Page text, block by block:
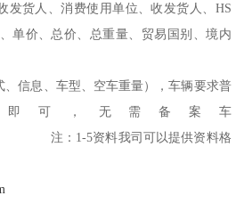
发货人、消费使用单位、收发货人、HS
单价、总价、总重量、贸易国别、境内
、信息、车型、空车重量），车辆要求普
可，无需备案车
我司可以提供资料格